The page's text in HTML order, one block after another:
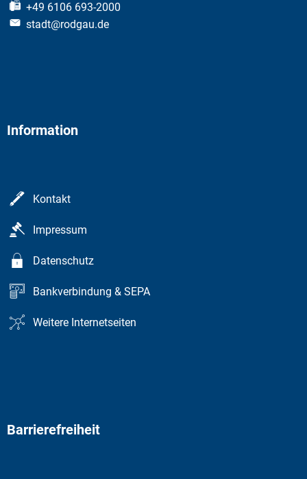
+49 6106 693-2000
stadt@rodgau.de
Information
Kontakt
Impressum
Datenschutz
Bankverbindung & SEPA
Weitere Internetseiten
Barrierefreiheit